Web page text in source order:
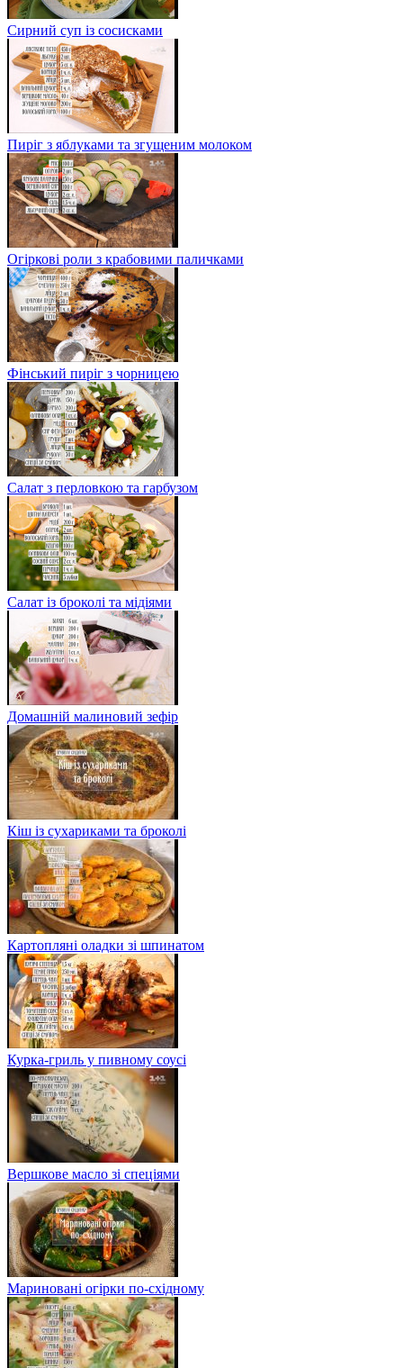
Сирний суп із сосисками
Пиріг з яблуками та згущеним молоком
Огіркові роли з крабовими паличками
Фінський пиріг з чорницею
Салат з перловкою та гарбузом
Салат із броколі та мідіями
Домашній малиновий зефір
Кіш із сухариками та броколі
Картопляні оладки зі шпинатом
Курка-гриль у пивному соусі
Вершкове масло зі спеціями
Мариновані огірки по-східному